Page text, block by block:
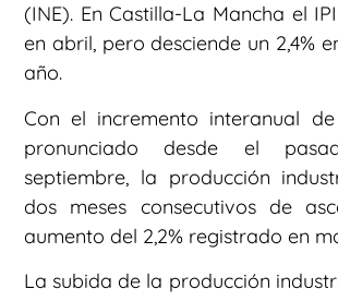
(INE). En Castilla-La Mancha el
en abril, pero desciende un 2,4%
año.
Con el incremento interanual
pronunciado desde el
septiembre, la producción
dos meses consecutivos de
aumento del 2,2% registrado en
La subida de la producción